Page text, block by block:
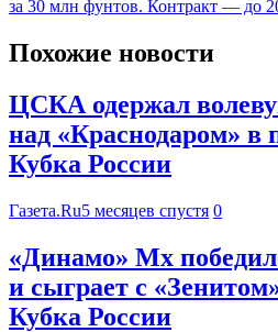
за 30 млн фунтов. Контракт — до
Похожие новости
ЦСКА одержал
над «Краснодаром» в
Кубка России
Газета.Ru5 месяцев спустя 0
«Динамо» Мх
и сыграет с
Кубка России